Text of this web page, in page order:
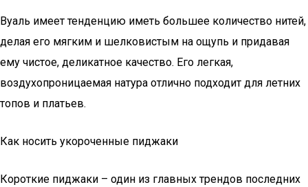
Вуаль имеет тенденцию иметь большее количество нитей,
делая его мягким и шелковистым на ощупь и придавая
ему чистое, деликатное качество. Его легкая,
воздухопроницаемая натура отлично подходит для летних
топов и платьев.
Как носить укороченные пиджаки
Короткие пиджаки – один из главных трендов последних